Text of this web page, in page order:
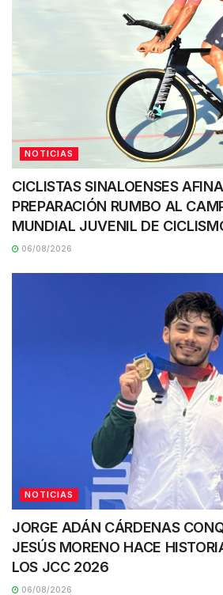
NOTICIAS
CICLISTAS SINALOENSES
PREPARACIÓN RUMBO AL
MUNDIAL JUVENIL DE
06/08/2026
NOTICIAS
JORGE ADÁN CÁRDENAS
JESÚS MORENO HACE
LOS JCC 2026
06/08/2026